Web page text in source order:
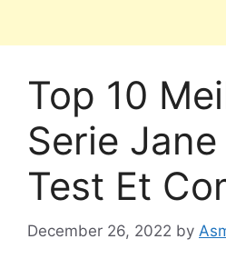
Top 10
Serie
Test Et
December 26, 2022 by